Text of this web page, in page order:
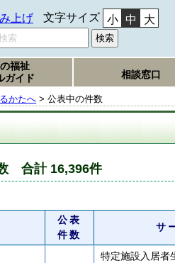
上げ 文字サイズ 小 中 大
福祉
ガイド
相談窓口
かたへ > 公表中の件数
合計 16,396件
公表
件数
サ
特定施設入居者